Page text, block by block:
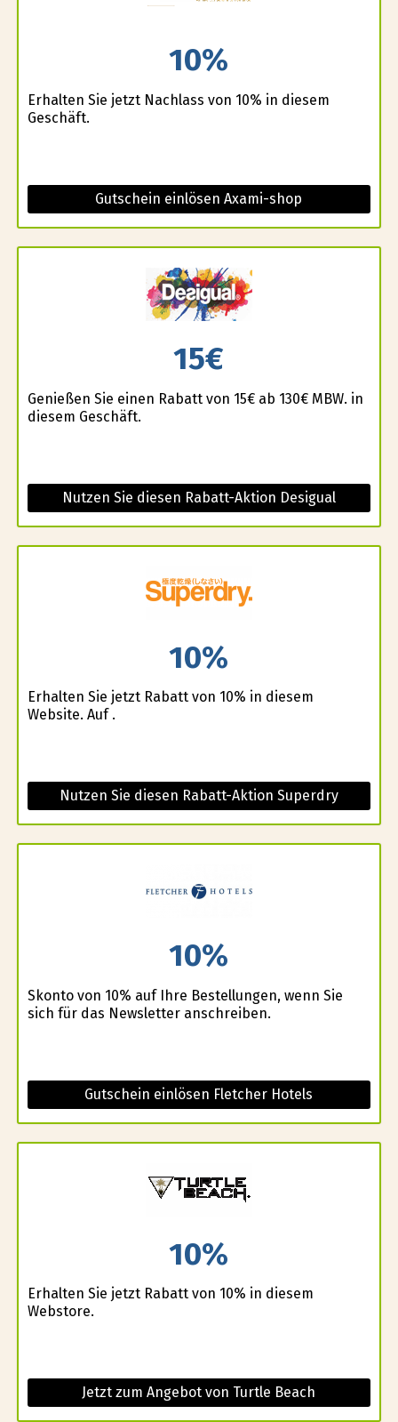
10%
Erhalten Sie jetzt Nachlass von 10% in diesem
Geschäft.
Gutschein einlösen Axami-shop
15€
Genießen Sie einen Rabatt von 15€ ab 130€ MBW. in
diesem Geschäft.
Nutzen Sie diesen Rabatt-Aktion Desigual
10%
Erhalten Sie jetzt Rabatt von 10% in diesem
Website. Auf .
Nutzen Sie diesen Rabatt-Aktion Superdry
10%
Skonto von 10% auf Ihre Bestellungen, wenn Sie
sich für das Newsletter anschreiben.
Gutschein einlösen Fletcher Hotels
10%
Erhalten Sie jetzt Rabatt von 10% in diesem
Webstore.
Jetzt zum Angebot von Turtle Beach